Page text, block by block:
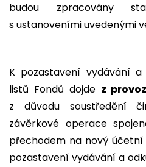
budou zpracovány
s ustanoveními uvedenými
K pozastavení vydávání
listů Fondů dojde z
z důvodu soustředění
závěrkové operace
přechodem na nový
pozastavení vydávání a